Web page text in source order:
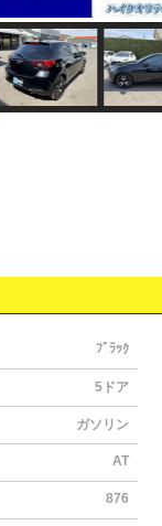
ﾌﾞﾗｯｸ
5ドア
ガソリン
AT
876